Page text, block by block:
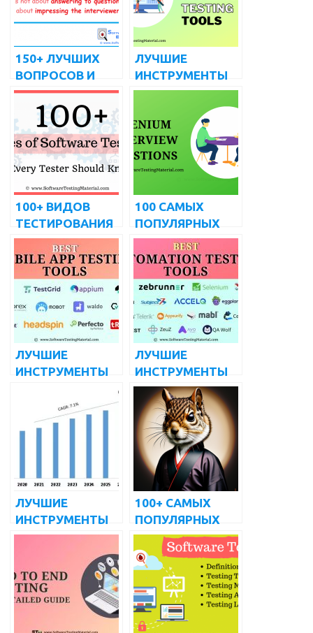
150+ ЛУЧШИХ
ВОПРОСОВ И
ОТВЕТОВ НА
ИНТЕРВЬЮ О
ТЕСТИРОВАНИИ
ПРОГРАММНОГО
ОБЕСПЕЧЕНИЯ
ЛУЧШИЕ
ИНСТРУМЕНТЫ
ТЕСТИРОВАНИЯ
ПРИЛОЖЕНИЙ
(БЕСПЛАТНЫЕ И
ПЛАТНЫЕ) НА
2022 ГОД
100+ ВИДОВ
ТЕСТИРОВАНИЯ
ПРОГРАММНОГО
ОБЕСПЕЧЕНИЯ –
ПОЛНЫЙ
СПИСОК
100 САМЫХ
ПОПУЛЯРНЫХ
ПРОДВИНУТЫХ
ВОПРОСОВ И
ОТВЕТОВ НА
ИНТЕРВЬЮ ПО
SELENIUM
ЛУЧШИЕ
ИНСТРУМЕНТЫ
МОБИЛЬНЫХ
ПРИЛОЖЕНИЙ В
ЛУЧШИЕ
ИНСТРУМЕНТЫ
АВТОМАТИЗИРО
ВАННОГО
ТЕСТИРОВАНИЯ
(БЕСПЛАТНЫЕ И
ПЛАТНЫЕ) |
август 2022 г.
ЛУЧШИЕ
ИНСТРУМЕНТЫ
УПРАВЛЕНИЯ
ТЕСТИРОВАНИЕ
М (БЕСПЛАТНЫЕ
И ПЛАТНЫЕ) НА
2022 ГОД
100+ САМЫХ
ПОПУЛЯРНЫХ
ВОПРОСОВ И
ОТВЕТОВ НА
ИНТЕРВЬЮ по
SQL